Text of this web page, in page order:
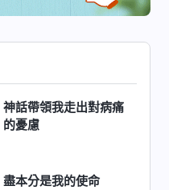
神話帶領我走出對病痛
的憂慮
盡本分是我的使命